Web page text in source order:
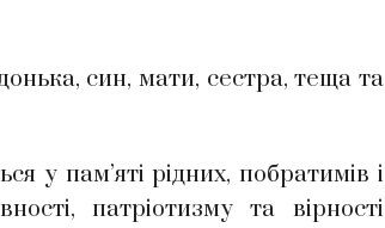
син, мати, сестра, теща та
пам’яті рідних, побратимів і
патріотизму та вірності